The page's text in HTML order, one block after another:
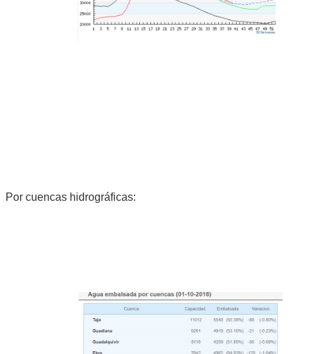
Por cuencas hidrográficas: